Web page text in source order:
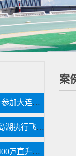
案
两架价值400万直升机务参加大连静态展览
飞机之家在武汉黄石仙岛湖执行飞行任务
江苏南京一电动车族租400万直升机助阵